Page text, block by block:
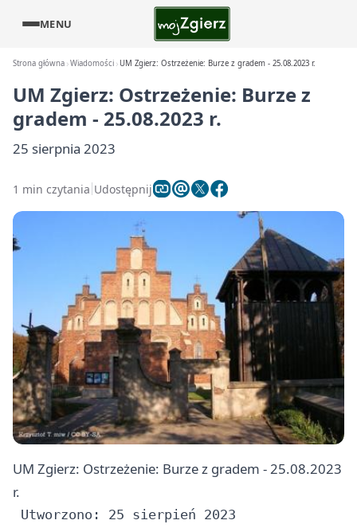
MENU
Strona główna Wiadomości UM Zgierz: Ostrzeżenie: Burze z gradem - 25.08.2023 r.
UM Zgierz: Ostrzeżenie: Burze z
gradem - 25.08.2023 r.
25 sierpnia 2023
1 min czytania Udostępnij
UM Zgierz: Ostrzeżenie: Burze z gradem - 25.08.2023
r.